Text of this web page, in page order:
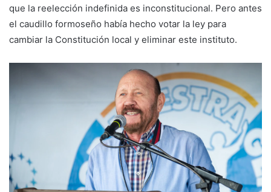
que la reelección indefinida es inconstitucional. Pero antes
el caudillo formoseño había hecho votar la ley para
cambiar la Constitución local y eliminar este instituto.